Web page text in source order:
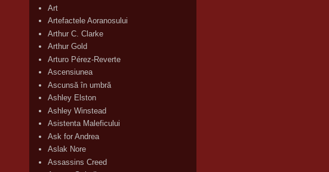
Art
Artefactele Aoranosului
Arthur C. Clarke
Arthur Gold
Arturo Pérez-Reverte
Ascensiunea
Ascunsă în umbră
Ashley Elston
Ashley Winstead
Asistenta Maleficului
Ask for Andrea
Aslak Nore
Assassins Creed